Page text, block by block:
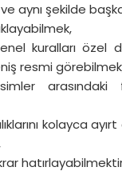
aynı şekilde
kuralları
resmi
arasındaki
kolayca